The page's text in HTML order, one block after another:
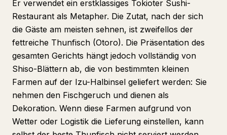
Er verwendet ein erstklassiges Tokioter Sushi-
Restaurant als Metapher. Die Zutat, nach der sich
die Gäste am meisten sehnen, ist zweifellos der
fettreiche Thunfisch (Otoro). Die Präsentation des
gesamten Gerichts hängt jedoch vollständig von
Shiso-Blättern ab, die von bestimmten kleinen
Farmen auf der Izu-Halbinsel geliefert werden: Sie
nehmen den Fischgeruch und dienen als
Dekoration. Wenn diese Farmen aufgrund von
Wetter oder Logistik die Lieferung einstellen, kann